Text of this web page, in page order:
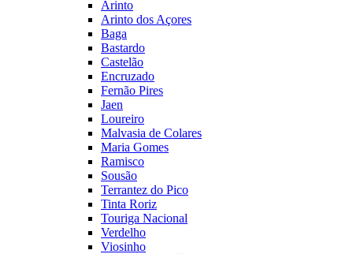
Arinto
Arinto dos Açores
Baga
Bastardo
Castelão
Encruzado
Fernão Pires
Jaen
Loureiro
Malvasia de Colares
Maria Gomes
Ramisco
Sousão
Terrantez do Pico
Tinta Roriz
Touriga Nacional
Verdelho
Viosinho